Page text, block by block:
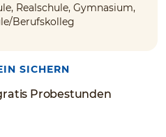
Realschule, Gymnasium,
Berufskolleg
SICHERN
Probestunden